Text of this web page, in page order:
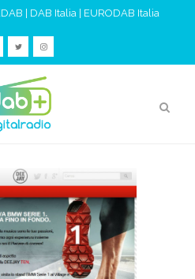
DAB Italia EURODAB Italia